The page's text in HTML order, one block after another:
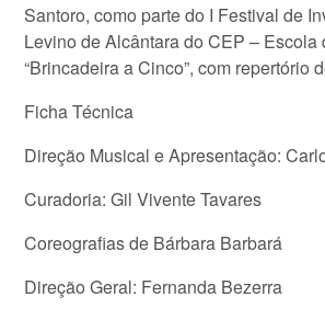
Santoro, como parte do I Festival de
Levino de Alcântara do CEP –
“Brincadeira a Cinco”, com repertório
Ficha Técnica
Direção Musical e Apresentação:
Curadoria: Gil Vivente Tavares
Coreografias de Bárbara Barbará
Direção Geral: Fernanda Bezerra